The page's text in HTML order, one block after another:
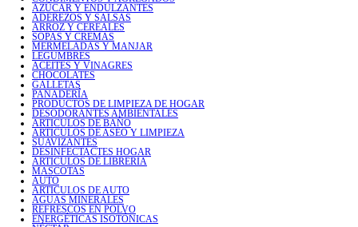
AZÚCAR Y ENDULZANTES
ADEREZOS Y SALSAS
ARROZ Y CEREALES
SOPAS Y CREMAS
MERMELADAS Y MANJAR
LEGUMBRES
ACEITES Y VINAGRES
CHOCOLATES
GALLETAS
PANADERÍA
PRODUCTOS DE LIMPIEZA DE HOGAR
DESODORANTES AMBIENTALES
ARTICULOS DE BAÑO
ARTICULOS DE ASEO Y LIMPIEZA
SUAVIZANTES
DESINFECTACTES HOGAR
ARTICULOS DE LIBRERIA
MASCOTAS
AUTO
ARTICULOS DE AUTO
AGUAS MINERALES
REFRESCOS EN POLVO
ENERGÉTICAS ISOTÓNICAS